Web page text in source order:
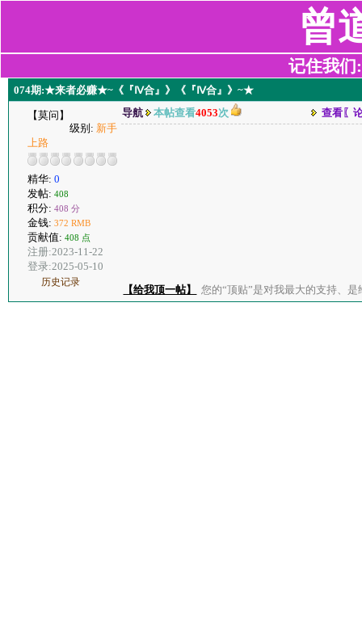
曾
记住我们
074期:★来者必赚★~《『Ⅳ合』》《『Ⅳ合』》~★
【莫问】
级别: 新手
上路
精华: 0
发帖: 408
积分: 408 分
金钱: 372 RMB
贡献值: 408 点
注册:2023-11-22
登录:2025-05-10
历史记录
导航 本帖查看4053次 查看〖
【给我顶一帖】 您的“顶贴”是对我最大的支持、